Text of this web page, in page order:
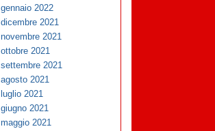
gennaio 2022
dicembre 2021
novembre 2021
ottobre 2021
settembre 2021
agosto 2021
luglio 2021
giugno 2021
maggio 2021